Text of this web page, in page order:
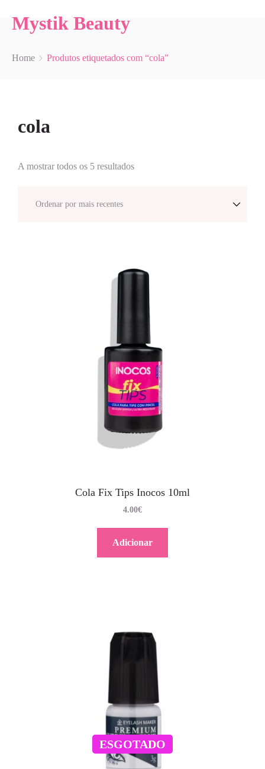
Mystik Beauty
Home Produtos etiquetados com “cola”
cola
A mostrar todos os 5 resultados
Cola Fix Tips Inocos 10ml
4.00€
Adicionar
ESGOTADO